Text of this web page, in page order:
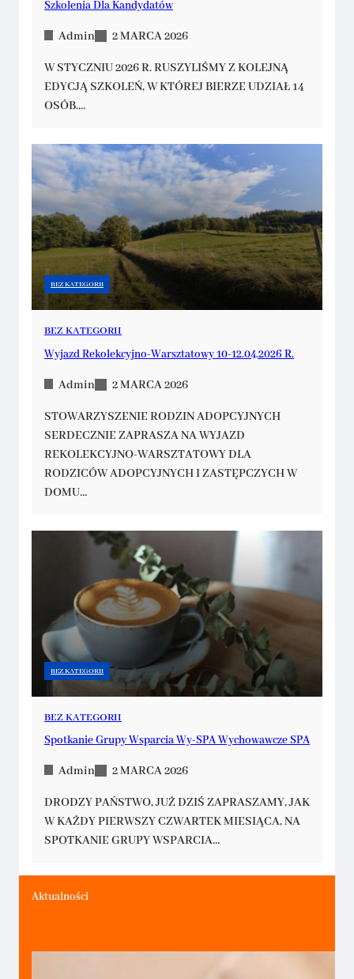
Szkolenia Dla Kandydatów
Admin 2 MARCA 2026
W STYCZNIU 2026 R. RUSZYLIŚMY Z KOLEJNĄ
EDYCJĄ SZKOLEŃ, W KTÓREJ BIERZE UDZIAŁ 14
OSÓB.…
BEZ KATEGORII
BEZ KATEGORII
Wyjazd Rekolekcyjno-Warsztatowy 10-12.04.2026 R.
Admin 2 MARCA 2026
STOWARZYSZENIE RODZIN ADOPCYJNYCH
SERDECZNIE ZAPRASZA NA WYJAZD
REKOLEKCYJNO-WARSZTATOWY DLA
RODZICÓW ADOPCYJNYCH I ZASTĘPCZYCH W
DOMU…
BEZ KATEGORII
BEZ KATEGORII
Spotkanie Grupy Wsparcia Wy-SPA Wychowawcze SPA
Admin 2 MARCA 2026
DRODZY PAŃSTWO, JUŻ DZIŚ ZAPRASZAMY, JAK
W KAŻDY PIERWSZY CZWARTEK MIESIĄCA, NA
SPOTKANIE GRUPY WSPARCIA…
Aktualności